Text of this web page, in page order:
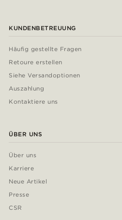
KUNDENBETREUUNG
Häufig gestellte Fragen
Retoure erstellen
Siehe Versandoptionen
Auszahlung
Kontaktiere uns
ÜBER UNS
Über uns
Karriere
Neue Artikel
Presse
CSR